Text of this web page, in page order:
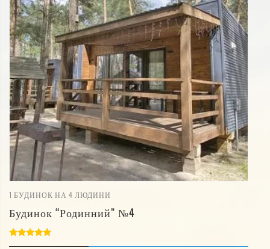
1 БУДИНОК НА 4 ЛЮДИНИ
Будинок “Родинний” №4
5.00